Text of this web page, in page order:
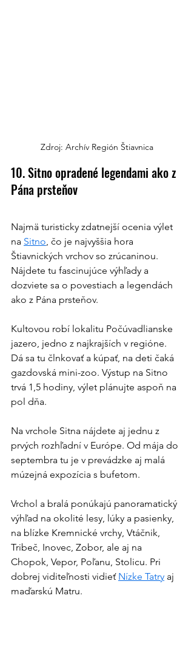
Zdroj: Archív Región Štiavnica
10. Sitno opradené legendami ako z
Pána prsteňov
Najmä turisticky zdatnejší ocenia výlet
na Sitno , čo je najvyššia hora
Štiavnických vrchov so zrúcaninou.
Nájdete tu fascinujúce výhľady a
dozviete sa o povestiach a legendách
ako z Pána prsteňov.
Kultovou robí lokalitu Počúvadlianske
jazero, jedno z najkrajších v regióne.
Dá sa tu člnkovať a kúpať, na deti čaká
gazdovská mini-zoo. Výstup na Sitno
trvá 1,5 hodiny, výlet plánujte aspoň na
pol dňa.
Na vrchole Sitna nájdete aj jednu z
prvých rozhľadní v Európe. Od mája do
septembra tu je v prevádzke aj malá
múzejná expozícia s bufetom.
Vrchol a bralá ponúkajú panoramatický
výhľad na okolité lesy, lúky a pasienky,
na blízke Kremnické vrchy, Vtáčnik,
Tribeč, Inovec, Zobor, ale aj na
Chopok, Vepor, Poľanu, Stolicu. Pri
dobrej viditeľnosti vidieť Nízke Tatry aj
maďarskú Matru.